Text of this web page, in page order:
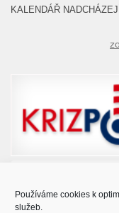
Používáme cookies k
služeb.
KALENDÁŘ